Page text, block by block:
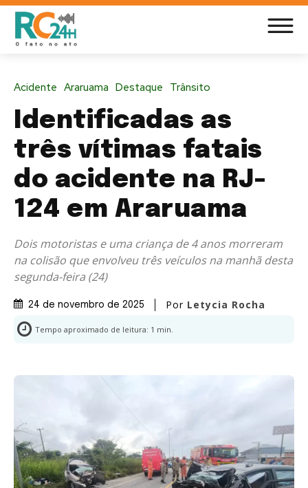
Acidente Araruama Destaque Trânsito
Identificadas as
três vítimas fatais
do acidente na RJ-
124 em Araruama
Dois motoristas e uma criança de 4 anos morreram
na colisão que envolveu três veículos na manhã desta
segunda-feira (24)
24 de novembro de 2025 Por Letycia Rocha
Tempo aproximado de leitura: 1 min.